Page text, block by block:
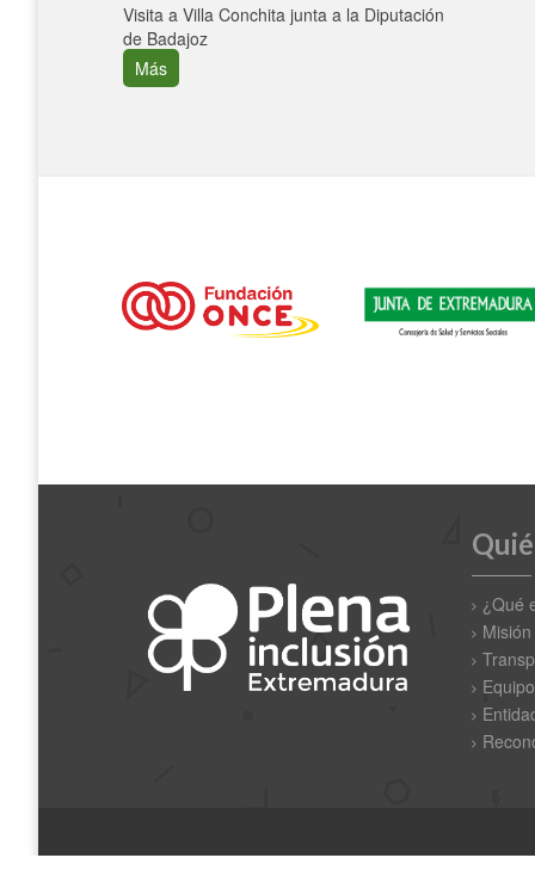
Visita a Villa Conchita junta a la Diputación
de Badajoz
Más
¿Qué
Misión
Equipo